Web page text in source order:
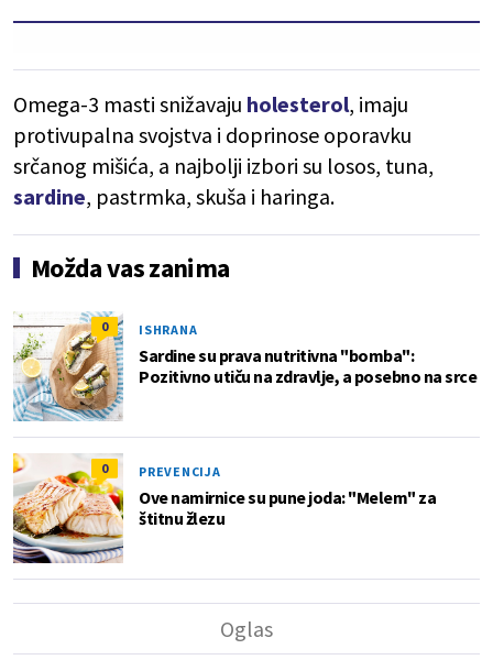
Omega-3 masti snižavaju holesterol, imaju
protivupalna svojstva i doprinose oporavku
srčanog mišića, a najbolji izbori su losos, tuna,
sardine, pastrmka, skuša i haringa.
Možda vas zanima
0 ISHRANA
Sardine su prava nutritivna "bomba":
Pozitivno utiču na zdravlje, a posebno na srce
0 PREVENCIJA
Ove namirnice su pune joda: "Melem" za
štitnu žlezu